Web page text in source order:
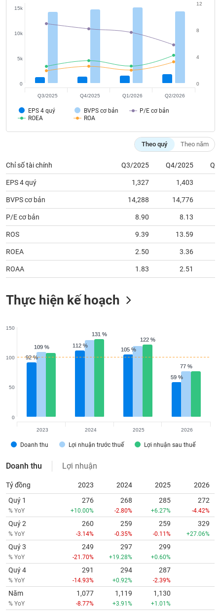
EPS 4 quý BVPS cơ bản
P/E cơ bản
ROEA
ROA
0
5k
10k
15k
0
4
8
12
Q3/2025 Q4/2025 Q1/2026 Q2/2026
Theo quý Theo năm
Chỉ số tài chính Q3/2025 Q4/2025
EPS 4 quý 1,327 1,403
BVPS cơ bản 14,288 14,776
P/E cơ bản 8.90 8.13
ROS 9.39 13.59
ROEA 2.50 3.36
ROAA 1.83 2.51
Thực hiện kế hoạch
92 %
92 %
112 %
112 %
105 %
105 %
59 %
59 %
109 %
109 %
77 %
77 %
131 %
131 %
122 %
122 %
Doanh thu Lợi nhuận trước thuế Lợi nhuận sau thuế
0
50
100
150
2023 2024 2025 2026
Doanh thu Lợi nhuận
Tỷ đồng 2023 2024 2025
2026
Quý 1
% YoY
276
+10.00%
268
-2.80%
285
+6.27%
272
-4.42%
Quý 2
% YoY
260
-3.14%
259
-0.35%
259
-0.11%
329
+27.06%
Quý 3
% YoY
249
-21.70%
297
+19.28%
299
+0.60%
Quý 4
% YoY
291
-14.93%
294
+0.92%
287
-2.39%
Năm
% YoY
1,077
-8.77%
1,119
+3.91%
1,130
+1.01%
liệu